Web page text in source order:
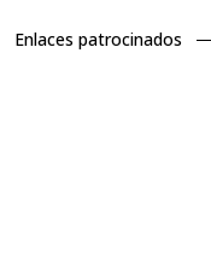
Enlaces patrocinados